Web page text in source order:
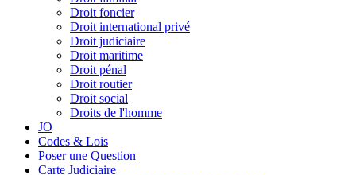
Droit foncier
Droit international privé
Droit judiciaire
Droit maritime
Droit pénal
Droit routier
Droit social
Droits de l'homme
JO
Codes & Lois
Poser une Question
Carte Judiciaire